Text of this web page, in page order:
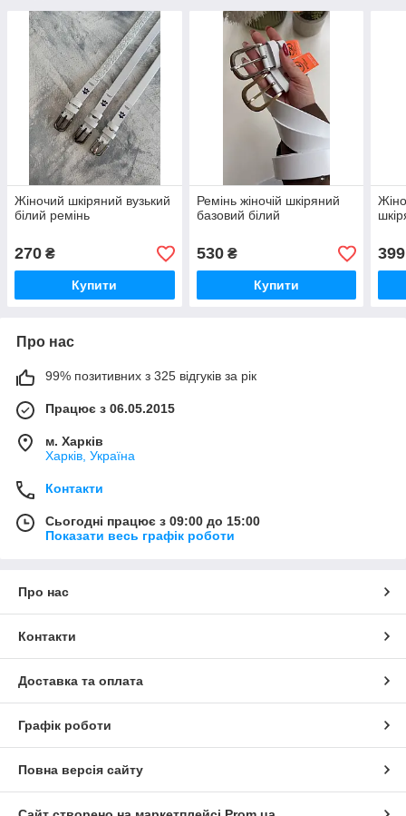
Жіночий шкіряний вузький
білий ремінь
270 ₴
Купити
Ремінь жіночій шкіряний
базовий білий
530₴
Купити
399
Про нас
99% позитивних з 325 відгуків за рік
Працює з 06.05.2015
м. Харків
Харків, Україна
Контакти
Сьогодні працює з 09:00 до 15:00
Показати весь графік роботи
Про нас
Контакти
Доставка та оплата
Графік роботи
Повна версія сайту